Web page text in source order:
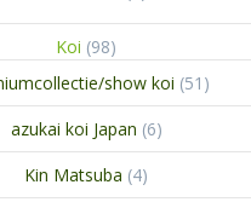
Koi 9898
producten
show koi 51 51
azukai koi Japan 66
producten
Kin Matsuba 44